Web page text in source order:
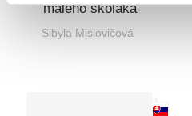
malého školáka
Sibyla Mislovičová